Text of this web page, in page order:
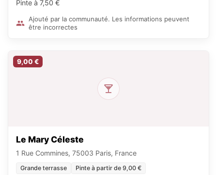
Pinte à 7,50 €
Ajouté par la communauté. Les informations peuvent
être incorrectes
9,00 €
Le Mary Céleste
1 Rue Commines, 75003 Paris, France
Grande terrasse Pinte à partir de 9,00 €